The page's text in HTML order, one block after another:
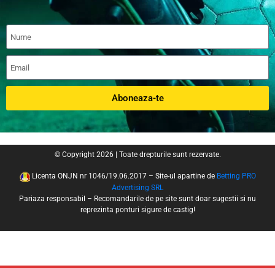
Aboneaza-te
© Copyright 2026 | Toate drepturile sunt rezervate.
Licenta ONJN nr 1046/19.06.2017 – Site-ul apartine de Betting PRO
Advertising SRL
Pariaza responsabil – Recomandarile de pe site sunt doar sugestii si nu
reprezinta ponturi sigure de castig!